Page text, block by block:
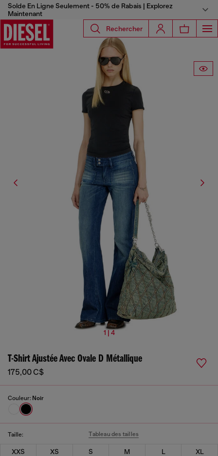
Solde En Ligne Seulement - 50% de Rabais | Explorez
Maintenant
Rechercher
1 | 4
T-Shirt Ajustée Avec Ovale D Métallique
175,00 C$
Couleur: Noir
Taille: Tableau des tailles
XXS XS S M L XL